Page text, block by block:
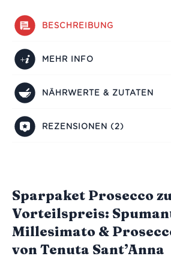
BESCHREIBUNG
MEHR INFO
NÄHRWERTE & ZUTATEN
REZENSIONEN (2)
Sparpaket Prosecco
Vorteilspreis:
Millesimato &
von Tenuta Sant’Anna